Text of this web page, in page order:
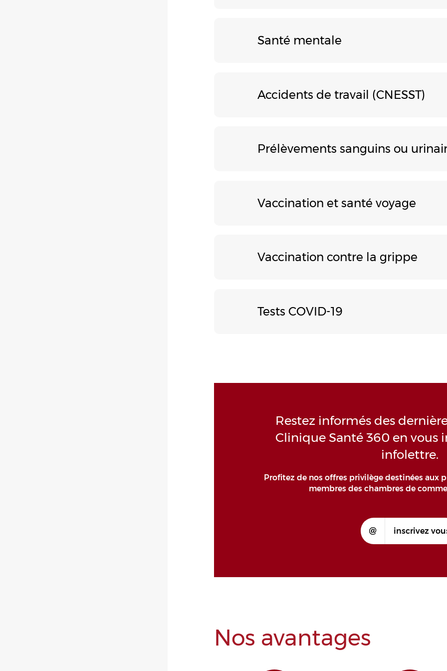
Santé mentale
Accidents de travail (CNESST)
Prélèvements sanguins ou
Vaccination et santé voyage
Vaccination contre la grippe
Tests COVID-19
Restez informés des
Clinique Santé 360 en vous
infolettre.
Profitez de nos offres privilège destinées aux
membres des chambres de
inscrivez
Nos avantages